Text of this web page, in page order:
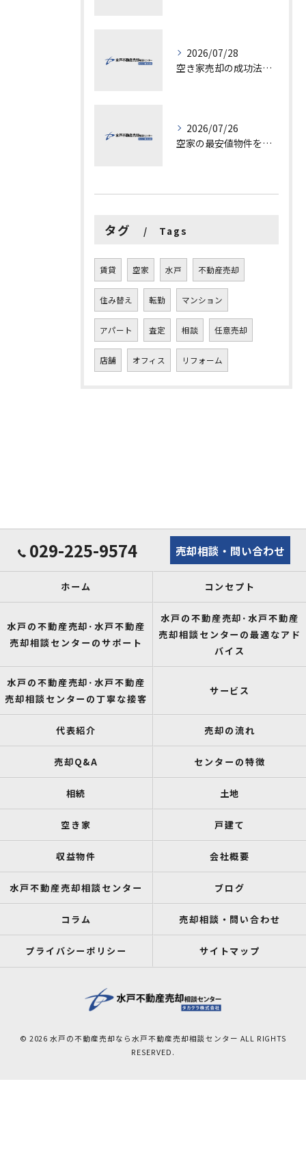
2026/07/28
空き家売却の成功法と注意点
2026/07/26
空家の最安値物件を茨城県水戸市つくば市で探す方法と賢い売却ポイントを徹底解説
タグ Tags
賃貸 空家 水戸 不動産売却
住み替え 転勤 マンション
アパート 査定 相談 任意売却
店舗 オフィス リフォーム
029-225-9574 売却相談・問い合わせ
ホーム コンセプト
水戸の不動産売却･水戸不動産
売却相談センターのサポート
水戸の不動産売却･水戸不動産
売却相談センターの最適なアド
バイス
水戸の不動産売却･水戸不動産
売却相談センターの丁寧な接客
サービス
代表紹介 売却の流れ
売却Q&A センターの特徴
相続 土地
空き家 戸建て
収益物件 会社概要
水戸不動産売却相談センター ブログ
コラム 売却相談・問い合わせ
プライバシーポリシー サイトマップ
© 2026 水戸の不動産売却なら水戸不動産売却相談センター ALL RIGHTS
RESERVED.